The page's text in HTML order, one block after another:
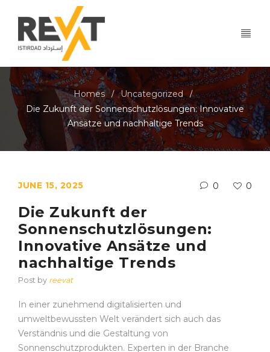
Homes / Uncategorized /
Die Zukunft der Sonnenschutzlösungen: Innovative
Ansätze und nachhaltige Trends
JUNE 15, 2025 0 0
Die Zukunft der
Sonnenschutzlösungen:
Innovative Ansätze und
nachhaltige Trends
Post by reevat
In einer zunehmend digitalisierten und
umweltbewussten Welt verändert sich auch das
Verständnis und die Gestaltung von
Sonnenschutzprodukten. Experten in der Branche